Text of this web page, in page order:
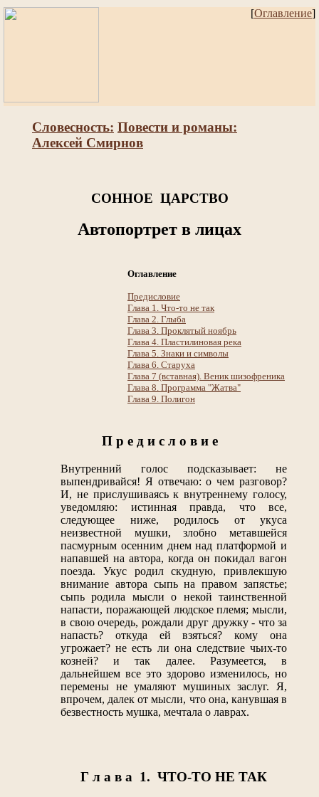
[Оглавление]
Словесность: Повести и романы:
Алексей Смирнов
СОННОЕ ЦАРСТВО
Автопортрет в лицах
Оглавление
Предисловие
Глава 1. Что-то не так
Глава 2. Глыба
Глава 3. Проклятый ноябрь
Глава 4. Пластилиновая река
Глава 5. Знаки и символы
Глава 6. Старуха
Глава 7 (вставная). Веник шизофреника
Глава 8. Программа "Жатва"
Глава 9. Полигон
П р е д и с л о в и е
Внутренний голос подсказывает: не
выпендривайся! Я отвечаю: о чем разговор?
И, не прислушиваясь к внутреннему голосу,
уведомляю: истинная правда, что все,
следующее ниже, родилось от укуса
неизвестной мушки, злобно метавшейся
пасмурным осенним днем над платформой и
напавшей на автора, когда он покидал вагон
поезда. Укус родил скудную, привлекшую
внимание автора сыпь на правом запястье;
сыпь родила мысли о некой таинственной
напасти, поражающей людское племя; мысли,
в свою очередь, рождали друг дружку - что за
напасть? откуда ей взяться? кому она
угрожает? не есть ли она следствие чьих-то
козней? и так далее. Разумеется, в
дальнейшем все это здорово изменилось, но
перемены не умаляют мушиных заслуг. Я,
впрочем, далек от мысли, что она, канувшая в
безвестность мушка, мечтала о лаврах.
Г л а в а 1. ЧТО-ТО НЕ ТАК